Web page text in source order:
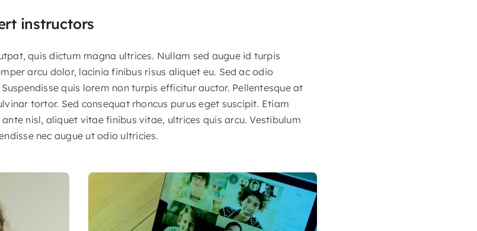
instructors
quis dictum magna ultrices. Nullam sed augue id turpis
arcu dolor, lacinia finibus risus aliquet eu. Sed ac odio
quis lorem non turpis efficitur auctor. Pellentesque at
tortor. Sed consequat rhoncus purus eget suscipit. Etiam
nisl, aliquet vitae finibus vitae, ultrices quis arcu. Vestibulum
nec augue ut odio ultricies.